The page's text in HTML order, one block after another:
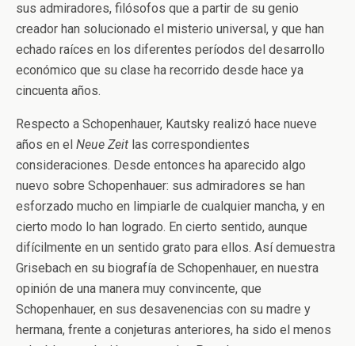
sus admiradores, filósofos que a partir de su genio
creador han solucionado el misterio universal, y que han
echado raíces en los diferentes períodos del desarrollo
económico que su clase ha recorrido desde hace ya
cincuenta años.
Respecto a Schopenhauer, Kautsky realizó hace nueve
años en el Neue Zeit las correspondientes
consideraciones. Desde entonces ha aparecido algo
nuevo sobre Schopenhauer: sus admiradores se han
esforzado mucho en limpiarle de cualquier mancha, y en
cierto modo lo han logrado. En cierto sentido, aunque
difícilmente en un sentido grato para ellos. Así demuestra
Grisebach en su biografía de Schopenhauer, en nuestra
opinión de una manera muy convincente, que
Schopenhauer, en sus desavenencias con su madre y
hermana, frente a conjeturas anteriores, ha sido el menos